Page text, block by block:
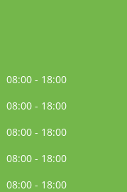
08:00 - 18:00
08:00 - 18:00
08:00 - 18:00
08:00 - 18:00
08:00 - 18:00